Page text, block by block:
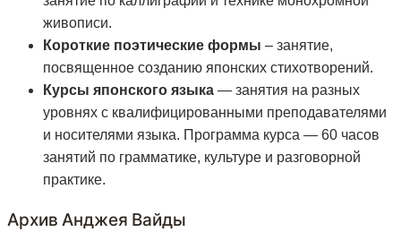
живописи.
Короткие поэтические формы – занятие,
посвященное созданию японских стихотворений.
Курсы японского языка — занятия на разных
уровнях с квалифицированными преподавателями
и носителями языка. Программа курса — 60 часов
занятий по грамматике, культуре и разговорной
практике.
Архив Анджея Вайды